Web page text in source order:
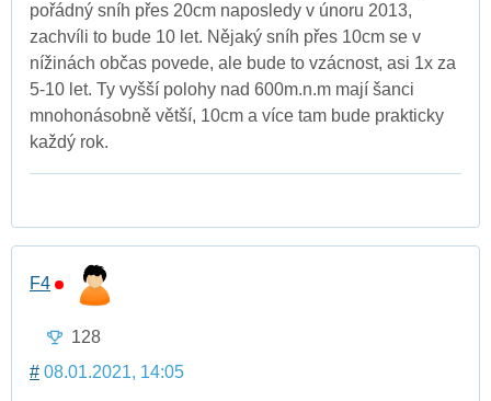
pořádný sníh přes 20cm naposledy v únoru 2013,
zachvíli to bude 10 let. Nějaký sníh přes 10cm se v
nížinách občas povede, ale bude to vzácnost, asi 1x za
5-10 let. Ty vyšší polohy nad 600m.n.m mají šanci
mnohonásobně větší, 10cm a více tam bude prakticky
každý rok.
F4
128
# 08.01.2021, 14:05